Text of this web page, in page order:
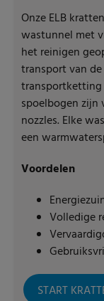
Onze ELB
wastunnel met
het reinigen
transport van
transportketting
spoelbogen zijn
nozzles. Elke
een
Voordelen
Volledige
START